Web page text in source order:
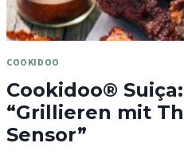
COOKIDOO
Cookidoo®
“Grillieren mit
Sensor”